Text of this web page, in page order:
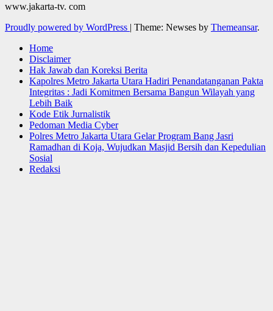
www.jakarta-tv. com
Proudly powered by WordPress | Theme: Newses by Themeansar.
Home
Disclaimer
Hak Jawab dan Koreksi Berita
Kapolres Metro Jakarta Utara Hadiri Penandatanganan Pakta
Integritas : Jadi Komitmen Bersama Bangun Wilayah yang
Lebih Baik
Kode Etik Jurnalistik
Pedoman Media Cyber
Polres Metro Jakarta Utara Gelar Program Bang Jasri
Ramadhan di Koja, Wujudkan Masjid Bersih dan Kepedulian
Sosial
Redaksi